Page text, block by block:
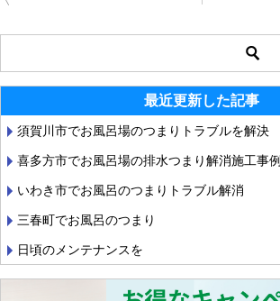
投
稿
ビ
ゲ
ー
シ
ョ
ン
最近更新した記事
須賀川市でお風呂場のつまりトラブルを解決
喜多方市でお風呂場の排水つまり解消施工事例
いわき市でお風呂のつまりトラブル解消
三春町でお風呂のつまり
日頃のメンテナンスを